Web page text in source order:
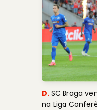
D. SC Braga
na Liga